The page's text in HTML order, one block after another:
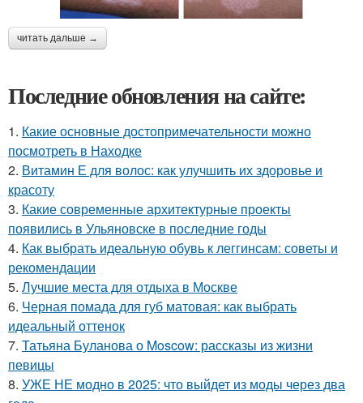
читать дальше →
Последние обновления на сайте:
1. Какие основные достопримечательности можно
посмотреть в Находке
2. Витамин Е для волос: как улучшить их здоровье и
красоту
3. Какие современные архитектурные проекты
появились в Ульяновске в последние годы
4. Как выбрать идеальную обувь к леггинсам: советы и
рекомендации
5. Лучшие места для отдыха в Москве
6. Черная помада для губ матовая: как выбрать
идеальный оттенок
7. Татьяна Буланова о Moscow: рассказы из жизни
певицы
8. УЖЕ НЕ модно в 2025: что выйдет из моды через два